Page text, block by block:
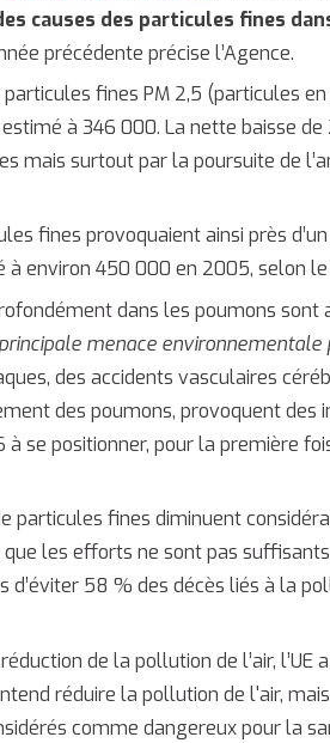
causes des particules fines
précédente précise l’Agence.
fines PM 2,5 (particules
à 346 000. La nette baisse de
mais surtout par la poursuite de
fines provoquaient ainsi près
à environ 450 000 en 2005, selon le
dans les poumons sont
principale menace environnementale
des accidents vasculaires
des poumons, provoquent
à se positionner, pour la première
particules fines diminuent
que les efforts ne sont pas
58 % des décès liés à la
de la pollution de l’air, l’UE
réduire la pollution de l'air,
comme dangereux pour la